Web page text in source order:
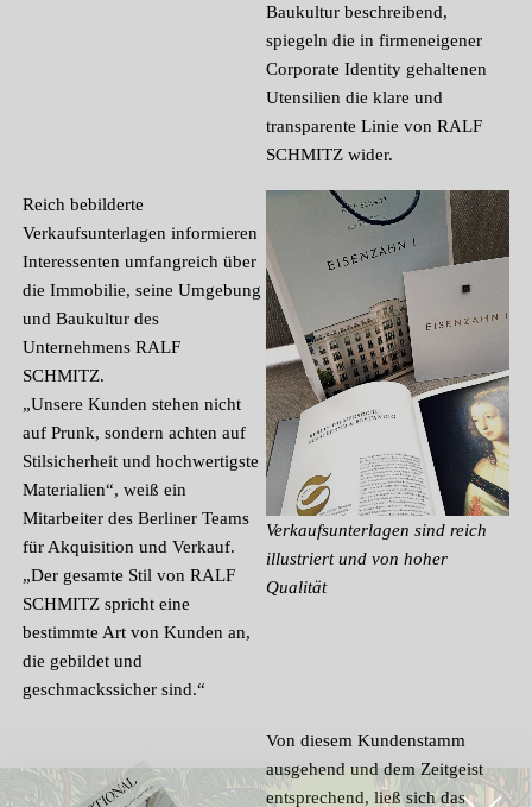
Baukultur beschreibend,
spiegeln die in firmeneigener
Corporate Identity gehaltenen
Utensilien die klare und
transparente Linie von RALF
SCHMITZ wider.
Reich bebilderte
Verkaufsunterlagen informieren
Interessenten umfangreich über
die Immobilie, seine Umgebung
und Baukultur des
Unternehmens RALF
SCHMITZ.
„Unsere Kunden stehen nicht
auf Prunk, sondern achten auf
Stilsicherheit und hochwertigste
Materialien“, weiß ein
Mitarbeiter des Berliner Teams
für Akquisition und Verkauf.
„Der gesamte Stil von RALF
SCHMITZ spricht eine
bestimmte Art von Kunden an,
die gebildet und
geschmackssicher sind.“
Verkaufsunterlagen sind reich
illustriert und von hoher
Qualität
Von diesem Kundenstamm
ausgehend und dem Zeitgeist
entsprechend, ließ sich das